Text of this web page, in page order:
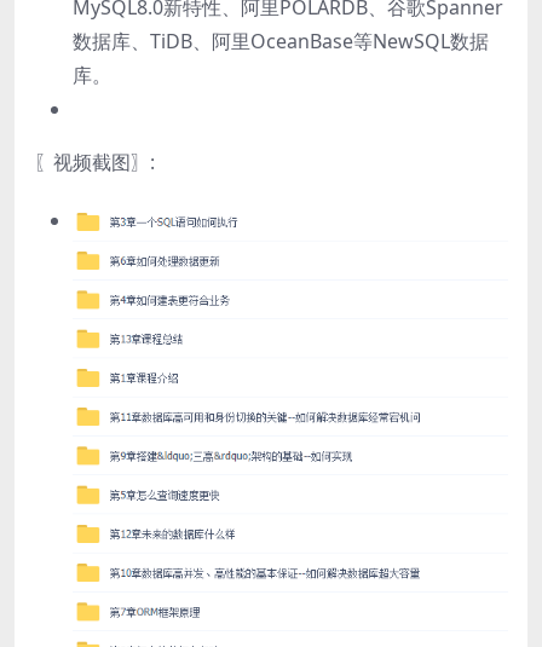
MySQL8.0新特性、阿里POLARDB、谷歌Spanner
数据库、TiDB、阿里OceanBase等NewSQL数据
库。
〖视频截图〗: